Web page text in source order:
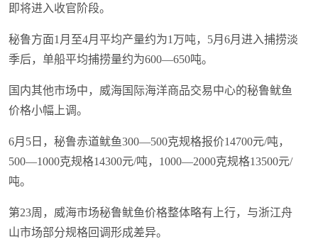
即将进入收官阶段。
秘鲁方面1月至4月平均产量约为1万吨，5月6月进入捕捞淡
季后，单船平均捕捞量约为600—650吨。
国内其他市场中，威海国际海洋商品交易中心的秘鲁鱿鱼
价格小幅上调。
6月5日，秘鲁赤道鱿鱼300—500克规格报价14700元/吨，
500—1000克规格14300元/吨，1000—2000克规格13500元/
吨。
第23周，威海市场秘鲁鱿鱼价格整体略有上行，与浙江舟
山市场部分规格回调形成差异。